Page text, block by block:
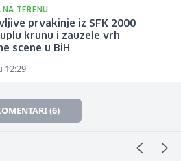
NA TERENU
prvakinje iz SFK 2000
krunu i zauzele vrh
scene u BiH
12:29
(6)